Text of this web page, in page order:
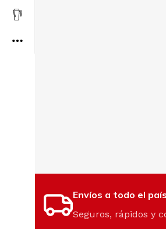
Envíos a todo el país
Seguros, rápidos y